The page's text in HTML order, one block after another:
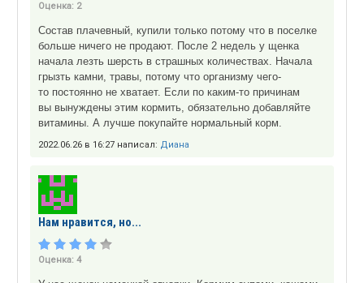
Оценка: 2
Состав плачевный, купили только потому что в поселке
больше ничего не продают. После 2 недель у щенка
начала лезть шерсть в страшных количествах. Начала
грызть камни, травы, потому что организму чего-
то постоянно не хватает. Если по каким-то причинам
вы вынуждены этим кормить, обязательно добавляйте
витамины. А лучше покупайте нормальный корм.
2022.06.26 в 16:27 написал: Диана
Нам нравится, но...
Оценка: 4